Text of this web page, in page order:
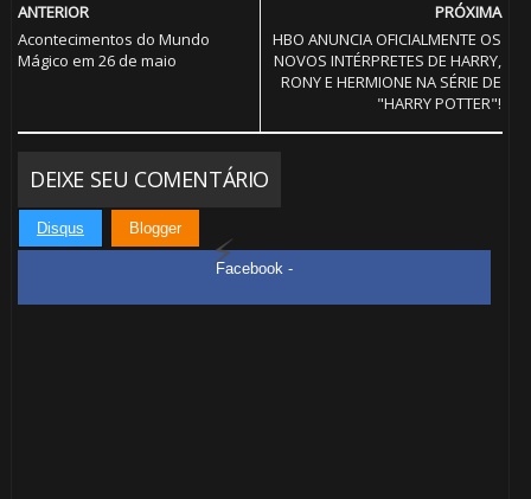
PRÓXIMA
HBO ANUNCIA OFICIALMENTE OS
NOVOS INTÉRPRETES DE HARRY,
RONY E HERMIONE NA SÉRIE DE
"HARRY POTTER"!
ANTERIOR
Acontecimentos do Mundo
Mágico em 26 de maio
DEIXE SEU COMENTÁRIO
Disqus Blogger
Facebook -
🎂
🎈